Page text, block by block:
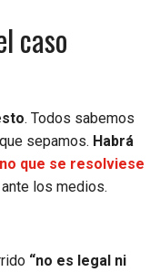
caso
. Todos sabemos
sepamos. Habrá
que se resolviese
los medios.
“no es legal ni